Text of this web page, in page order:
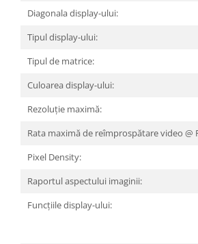
Diagonala display-ului:
Tipul display-ului:
Tipul de matrice:
Culoarea display-ului:
Rezoluție maximă:
Rata maximă de reîmprospătare video @
Pixel Density:
Raportul aspectului imaginii:
Funcțiile display-ului: